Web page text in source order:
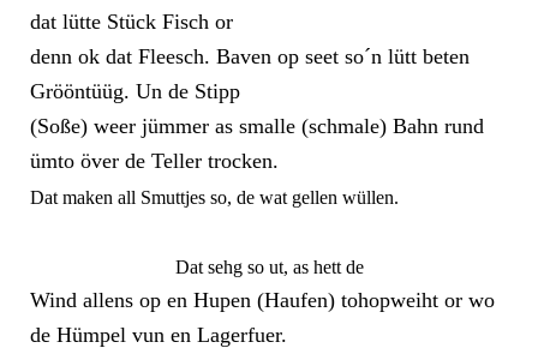
dat lütte Stück Fisch or
denn ok dat Fleesch. Baven op seet so´n lütt beten
Grööntüüg. Un de Stipp
(Soße) weer jümmer as smalle (schmale) Bahn rund
ümto över de Teller trocken.
Dat maken all Smuttjes so, de wat gellen wüllen.
Dat sehg so ut, as hett de
Wind allens op en Hupen (Haufen) tohopweiht or wo
de Hümpel vun en Lagerfuer.